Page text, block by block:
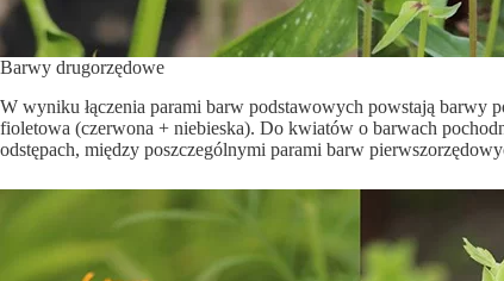
Barwy drugorzędowe
W wyniku łączenia parami barw podstawowych powstają barwy
fioletowa (czerwona + niebieska). Do kwiatów o barwach
odstępach, między poszczególnymi parami barw